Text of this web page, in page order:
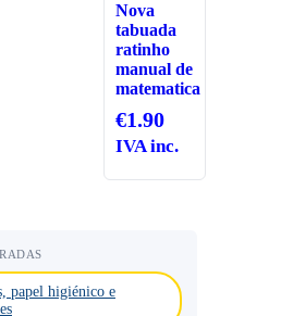
Nova
tabuada
ratinho
manual de
matematica
€1.90
IVA inc.
papel higiénico e